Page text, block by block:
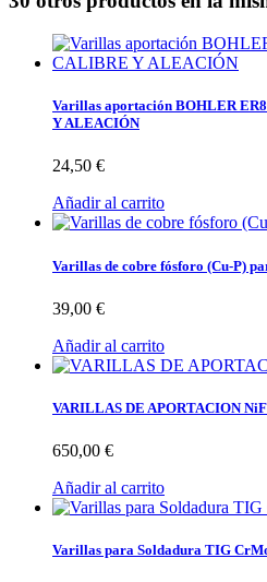
Varillas aportación BOHLER
Y ALEACIÓN
24,50 €
Añadir al carrito
Varillas de cobre fósforo (Cu-P)
39,00 €
Añadir al carrito
VARILLAS DE APORTACION
650,00 €
Añadir al carrito
Varillas para Soldadura TIG